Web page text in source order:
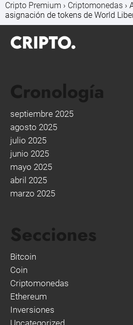
Cripto Premium Criptomonedas
asignación de tokens de World
Cronología
septiembre 2025
agosto 2025
julio 2025
junio 2025
mayo 2025
abril 2025
marzo 2025
Secciones
Bitcoin
Coin
Criptomonedas
Ethereum
Inversiones
Uncategorized